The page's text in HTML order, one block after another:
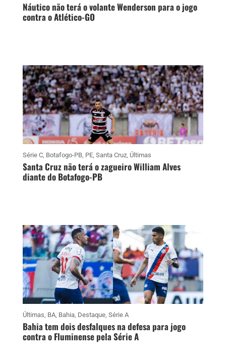
Náutico não terá o volante Wenderson para o jogo
contra o Atlético-GO
Série C, Botafogo-PB, PE, Santa Cruz, Últimas
Santa Cruz não terá o zagueiro William Alves
diante do Botafogo-PB
Últimas, BA, Bahia, Destaque, Série A
Bahia tem dois desfalques na defesa para jogo
contra o Fluminense pela Série A